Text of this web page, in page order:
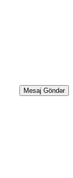
Mesaj Göndər